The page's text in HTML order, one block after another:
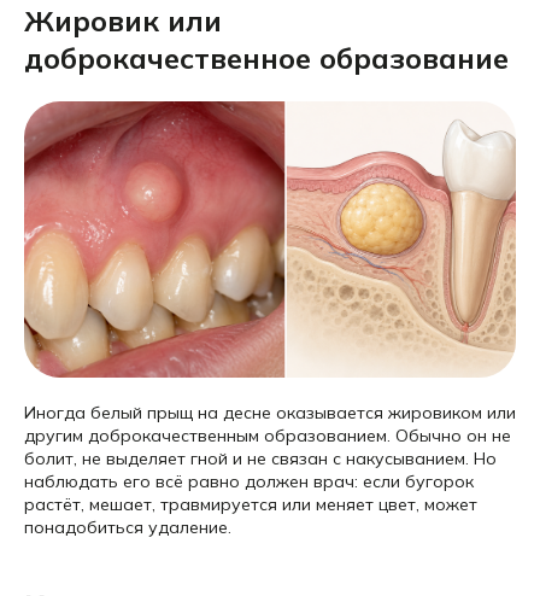
Жировик или
доброкачественное образование
Иногда белый прыщ на десне оказывается жировиком или
другим доброкачественным образованием. Обычно он не
болит, не выделяет гной и не связан с накусыванием. Но
наблюдать его всё равно должен врач: если бугорок
растёт, мешает, травмируется или меняет цвет, может
понадобиться удаление.